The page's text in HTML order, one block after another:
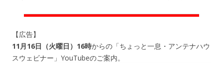
【広告】
11月16日（火曜日）16時からの「ちょっと一息・アンテナハウ
スウェビナー」YouTubeのご案内。